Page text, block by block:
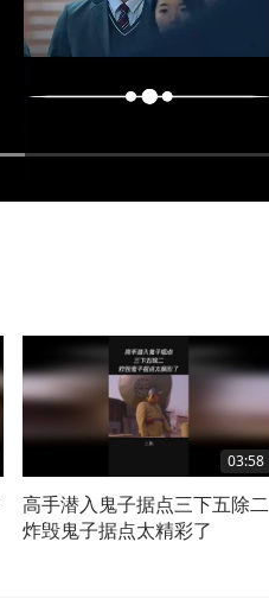
03:58
高手潜入鬼子据点三下五除二
炸毁鬼子据点太精彩了